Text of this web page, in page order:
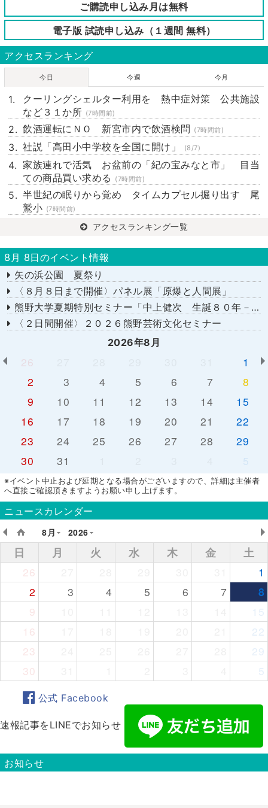
ご購読申し込み月は無料
電子版 試読申し込み（１週間 無料）
アクセスランキング
今日 今週 今月
クーリングシェルター利用を 熱中症対策 公共施設
など３１か所 (7時間前)
飲酒運転にＮＯ 新宮市内で飲酒検問 (7時間前)
社説「高田小中学校を全国に開け」 (8/7)
家族連れで活気 お盆前の「紀の宝みなと市」 目当
ての商品買い求める
(7時間前)
半世紀の眠りから覚め タイムカプセル掘り出す 尾
鷲小 (7時間前)
アクセスランキング一覧
8月 8日のイベント情報
矢の浜公園 夏祭り
〈８月８日まで開催〉パネル展「原爆と人間展」
熊野大学夏期特別セミナー「中上健次 生誕８０年－時代へのまなざし－」
〈２日間開催〉２０２６熊野芸術文化セミナー
2026年8月
26
1
2
3 4 5 6 7
8
9
10 11 12 13 14
15
16
17 18 19 20 21
22
23
24 25 26 27 28
29
30
31 5
※イベント中止および延期となる場合がございますので、詳細は主催者
へ直接ご確認頂きますようお願い申し上げます。
ニュースカレンダー
8月
2026
日 月 火 水 木 金
土
26
1
2
3 4 5 6 7
8
9
15
16
22
23
29
30
5
公式 Facebook
速報記事をLINEでお知らせ
お知らせ